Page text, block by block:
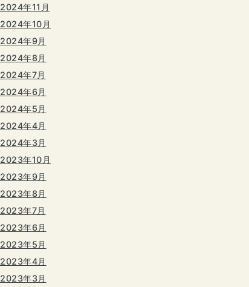
2024年11月
2024年10月
2024年9月
2024年8月
2024年7月
2024年6月
2024年5月
2024年4月
2024年3月
2023年10月
2023年9月
2023年8月
2023年7月
2023年6月
2023年5月
2023年4月
2023年3月